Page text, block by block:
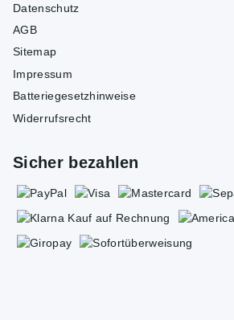
Datenschutz
AGB
Sitemap
Impressum
Batteriegesetzhinweise
Widerrufsrecht
Sicher bezahlen